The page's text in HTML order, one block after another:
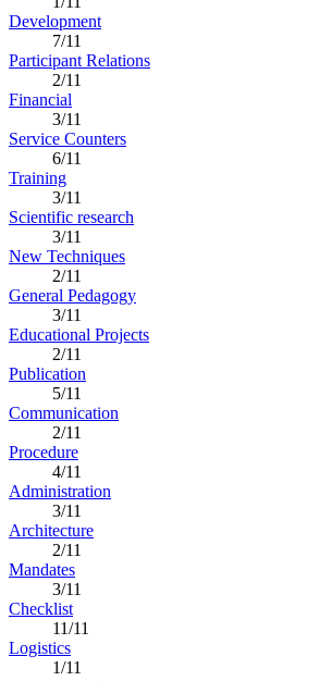
Development
7/11
Participant Relations
2/11
Financial
3/11
Service Counters
6/11
Training
3/11
Scientific research
3/11
New Techniques
2/11
General Pedagogy
3/11
Educational Projects
2/11
Publication
5/11
Communication
2/11
Procedure
4/11
Administration
3/11
Architecture
2/11
Mandates
3/11
Checklist
11/11
Logistics
1/11